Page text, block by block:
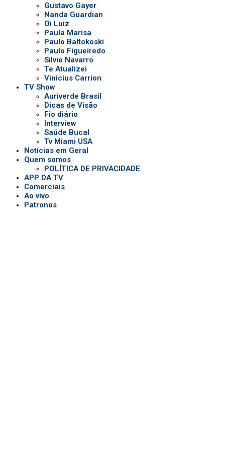
Gustavo Gayer
Nanda Guardian
Oi Luiz
Paula Marisa
Paulo Baltokoski
Paulo Figueiredo
Silvio Navarro
Te Atualizei
Vinicius Carrion
TV Show
Auriverde Brasil
Dicas de Visão
Fio diário
Interview
Saúde Bucal
Tv Miami USA
Notícias em Geral
Quem somos
POLÍTICA DE PRIVACIDADE
APP DA TV
Comerciais
Ao vivo
Patronos